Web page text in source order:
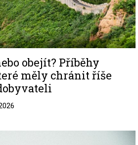
obejít? Příběhy
měly chránit říše